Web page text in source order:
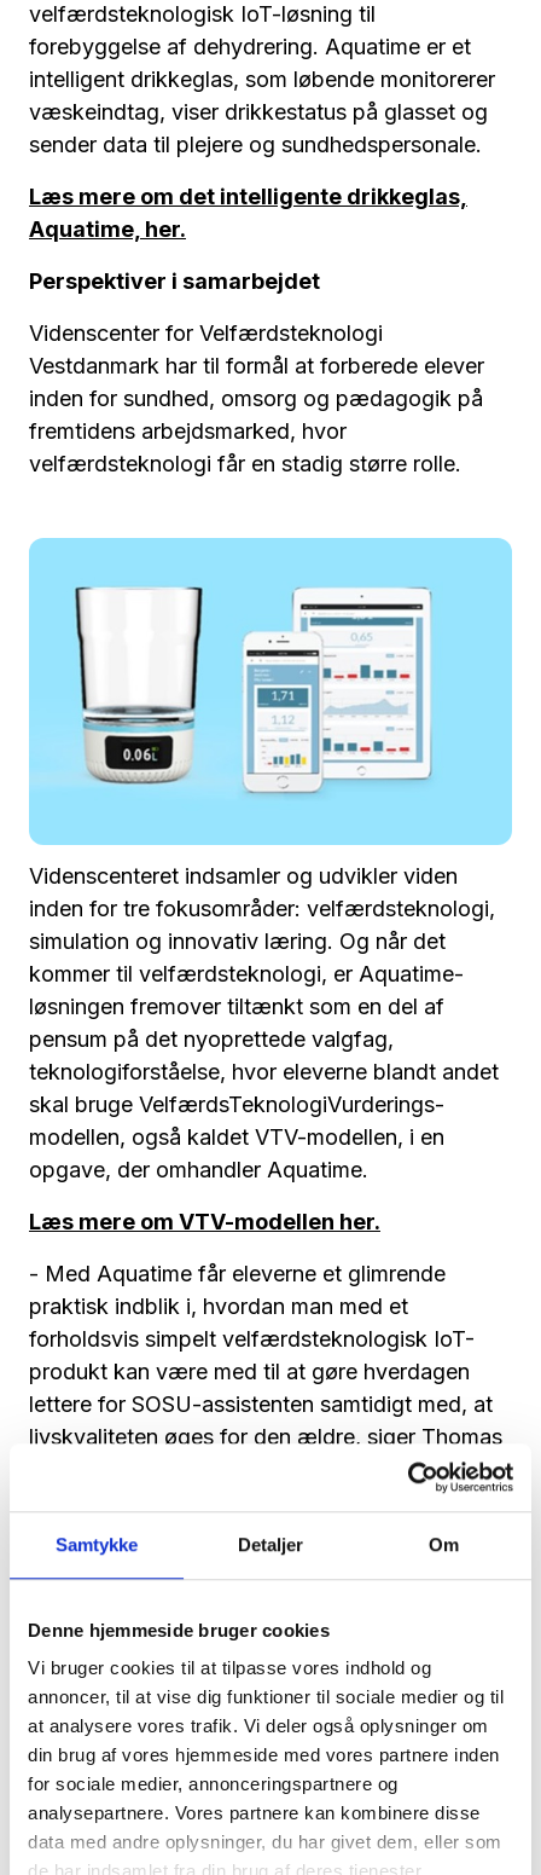
Samtykke Detaljer Om
Denne hjemmeside bruger cookies
Vi bruger cookies til at tilpasse vores indhold og
annoncer, til at vise dig funktioner til sociale medier og til
at analysere vores trafik. Vi deler også oplysninger om
din brug af vores hjemmeside med vores partnere inden
for sociale medier, annonceringspartnere og
analysepartnere. Vores partnere kan kombinere disse
data med andre oplysninger, du har givet dem, eller som
velfærdsteknologisk IoT-løsning til
forebyggelse af dehydrering. Aquatime er et
intelligent drikkeglas, som løbende monitorerer
væskeindtag, viser drikkestatus på glasset og
sender data til plejere og sundhedspersonale.
Læs mere om det intelligente drikkeglas,
Aquatime, her.
Perspektiver i samarbejdet
Videnscenter for Velfærdsteknologi
Vestdanmark har til formål at forberede elever
inden for sundhed, omsorg og pædagogik på
fremtidens arbejdsmarked, hvor
velfærdsteknologi får en stadig større rolle.
Videnscenteret indsamler og udvikler viden
inden for tre fokusområder: velfærdsteknologi,
simulation og innovativ læring. Og når det
kommer til velfærdsteknologi, er Aquatime-
løsningen fremover tiltænkt som en del af
pensum på det nyoprettede valgfag,
teknologiforståelse, hvor eleverne blandt andet
skal bruge VelfærdsTeknologiVurderings-
modellen, også kaldet VTV-modellen, i en
opgave, der omhandler Aquatime.
Læs mere om VTV-modellen her.
- Med Aquatime får eleverne et glimrende
praktisk indblik i, hvordan man med et
forholdsvis simpelt velfærdsteknologisk IoT-
produkt kan være med til at gøre hverdagen
lettere for SOSU-assistenten samtidigt med, at
livskvaliteten øges for den ældre, siger Thomas
Ketel Eggersen, Videnscenterkoordinator hos
Vestdanmark.
Kim Toft Madsen, direktør og partner hos
Aquatime udtaler:
- Vi er glade og stolte over, at blive en del af
pensum på SOSU-skolerne, så eleverne kan se,
hvordan man med velfærdsteknologi kan lette
hverdagen ved at erstatte manuelle processer,
som for eksempel håndteringen af
væskeskemaer, med vores intelligente
drikkeglas.